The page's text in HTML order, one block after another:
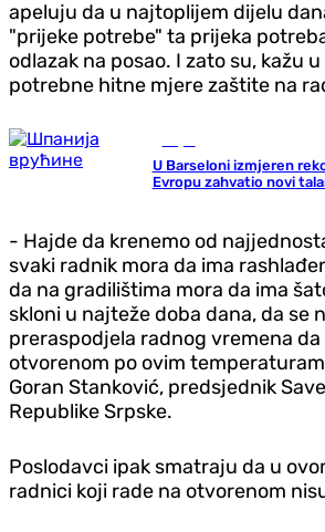
apeluju da u najtoplijem dijelu
"prijeke potrebe" ta prijeka
odlazak na posao. I zato su, kažu
potrebne hitne mjere zaštite na
U Barseloni izmjeren
Evropu zahvatio novi
- Hajde da krenemo od
svaki radnik mora da ima
da na gradilištima mora da ima
skloni u najteže doba dana, da se
preraspodjela radnog vremena da
otvorenom po ovim
Goran Stanković, predsjednik
Republike Srpske.
Poslodavci ipak smatraju da u
radnici koji rade na otvorenom